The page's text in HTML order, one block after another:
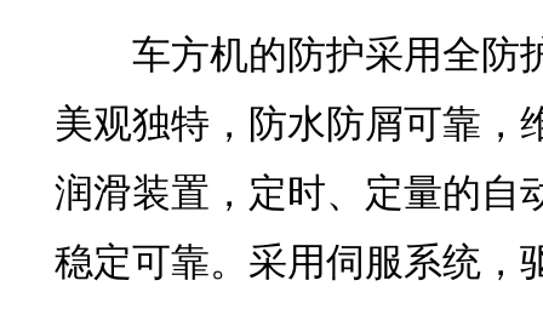
车方机的防护采用全防
美观独特，防水防屑可靠，
润滑装置，定时、定量的自
稳定可靠。采用伺服系统，